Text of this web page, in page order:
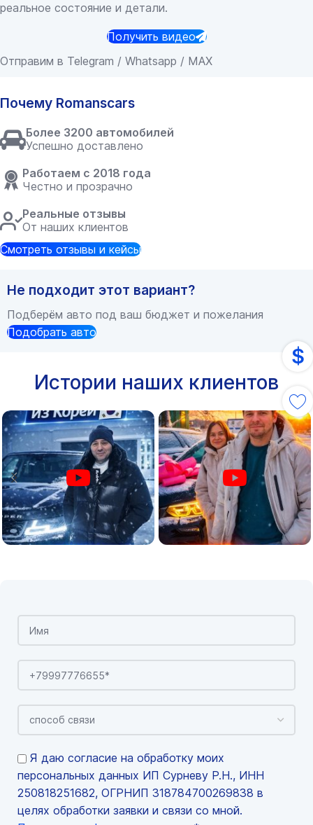
реальное состояние и детали.
Получить видео
Отправим в Telegram / Whatsapp / MAX
Почему Romanscars
Более 3200 автомобилей
Успешно доставлено
Работаем с 2018 года
Честно и прозрачно
Реальные отзывы
От наших клиентов
Смотреть отзывы и кейсы
Не подходит этот вариант?
Подберём авто под ваш бюджет и пожелания
Подобрать авто
Истории наших клиентов
Я даю согласие на обработку моих
персональных данных ИП Сурневу Р.Н., ИНН
250818251682, ОГРНИП 318784700269838 в
целях обработки заявки и связи со мной.
$